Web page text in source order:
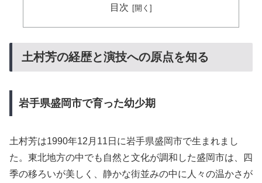
目次
土村芳の経歴と演技への原点を知る
岩手県盛岡市で育った幼少期
土村芳は1990年12月11日に岩手県盛岡市で生まれまし
た。東北地方の中でも自然と文化が調和した盛岡市は、四
季の移ろいが美しく、静かな街並みの中に人々の温かさが